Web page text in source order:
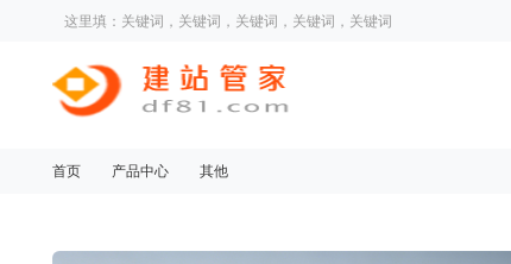
这里填：关键词，关键词，关键词，关键词，关键词
首页 产品中心 其他